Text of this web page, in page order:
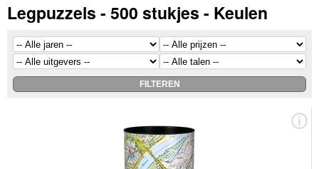
Legpuzzels - 500 stukjes - Keulen